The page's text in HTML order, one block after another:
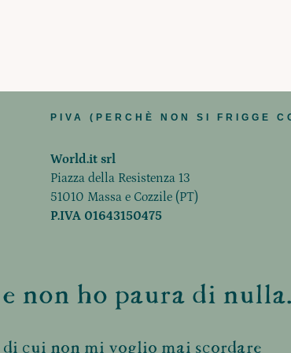
PIVA (PERCHÈ NON SI FRIGGE
World.it srl
Piazza della Resistenza 13
51010 Massa e Cozzile (PT)
P.IVA 01643150475
non ho paura di
cui non mi voglio mai scordare